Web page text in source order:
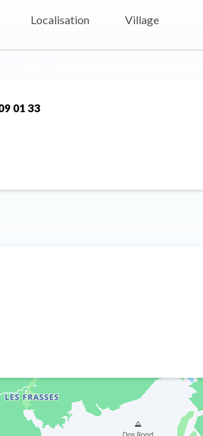
Localisation Village
01 33